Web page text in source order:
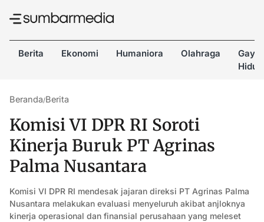
Berita Ekonomi Humaniora Olahraga
Gaya
Hidup
Beranda/Berita
Komisi VI DPR RI Soroti
Kinerja Buruk PT Agrinas
Palma Nusantara
Komisi VI DPR RI mendesak jajaran direksi PT Agrinas Palma
Nusantara melakukan evaluasi menyeluruh akibat anjloknya
kinerja operasional dan finansial perusahaan yang meleset